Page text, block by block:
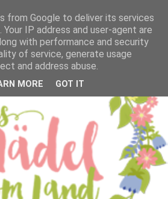
from Google to deliver its services
IP address and user-agent are
with performance and security
of service, generate usage
and address abuse.
MORE GOT IT